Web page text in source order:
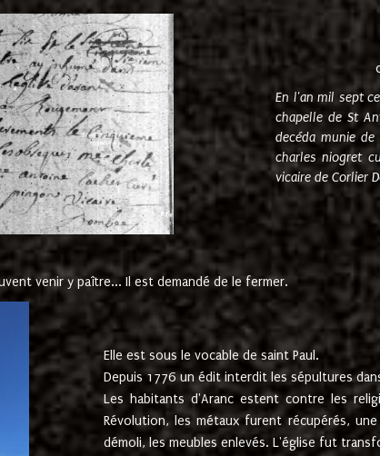
En l'an mil sept
chapelle de St
decéda munie
charles niogret
vicaire de Corlier
venir y paître... Il est demandé de le fermer.
Elle est sous le vocable de saint Paul.
Depuis 1776 un édit interdit les sépultures
Les habitants d'Aranc estent contre les
Révolution, les métaux furent récupérés,
démoli, les meubles enlevés. L'église fut